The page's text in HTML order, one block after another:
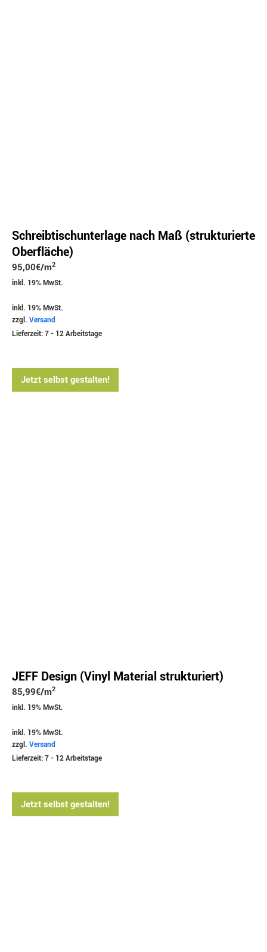
Schreibtischunterlage nach Maß (strukturierte
Oberfläche)
95,00€/m2
inkl. 19% MwSt.
inkl. 19% MwSt.
zzgl. Versand
Lieferzeit: 7 - 12 Arbeitstage
Jetzt selbst gestalten!
JEFF Design (Vinyl Material strukturiert)
85,99€/m2
inkl. 19% MwSt.
inkl. 19% MwSt.
zzgl. Versand
Lieferzeit: 7 - 12 Arbeitstage
Jetzt selbst gestalten!